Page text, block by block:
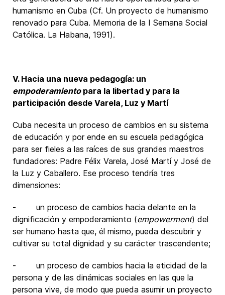
humanismo en Cuba (Cf. Un proyecto de humanismo
renovado para Cuba. Memoria de la I Semana Social
Católica. La Habana, 1991).
V. Hacia una nueva pedagogía: un
empoderamientopara la libertad y para la
participación desde Varela, Luz y Martí
Cuba necesita un proceso de cambios en su sistema
de educación y por ende en su escuela pedagógica
para ser fieles a las raíces de sus grandes maestros
fundadores: Padre Félix Varela, José Martí y José de
la Luz y Caballero. Ese proceso tendría tres
dimensiones:
- un proceso de cambios hacia delante en la
dignificación y empoderamiento (empowerment) del
ser humano hasta que, él mismo, pueda descubrir y
cultivar su total dignidad y su carácter trascendente;
- un proceso de cambios hacia la eticidad de la
persona y de las dinámicas sociales en las que la
persona vive, de modo que pueda asumir un proyecto